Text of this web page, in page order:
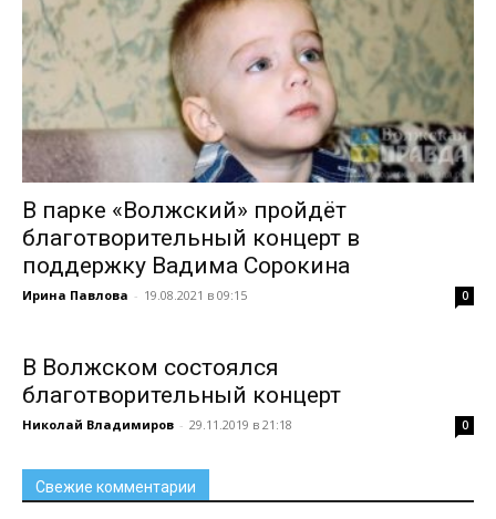
В парке «Волжский» пройдёт
благотворительный концерт в
поддержку Вадима Сорокина
Ирина Павлова - 19.08.2021 в 09:15 0
В Волжском состоялся
благотворительный концерт
Николай Владимиров - 29.11.2019 в 21:18 0
Свежие комментарии